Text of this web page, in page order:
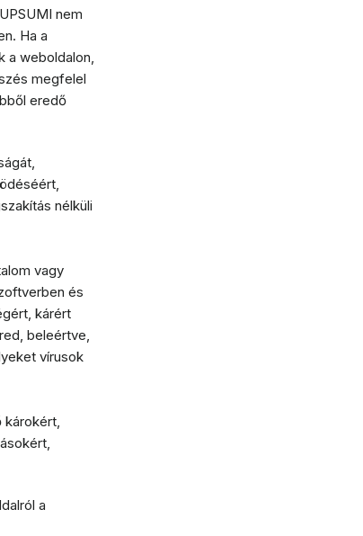
nem
Ha a
a weboldalon,
megfelel
eredő
nélküli
vagy
és
kárért
beleértve,
vírusok
károkért,
a